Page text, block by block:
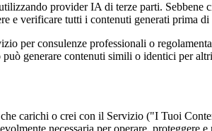
provider IA di terze parti.
e verificare tutti i contenuti generati prima
per consulenze professionali o
generare contenuti simili o identici per
carichi o crei con il Servizio ("I Tuoi